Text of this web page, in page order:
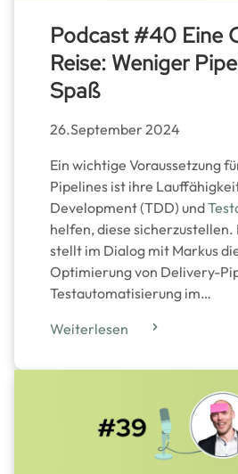
Podcast #40 Eine
Reise: Weniger
Spaß
26.September 2024
Ein wichtige Voraussetzung
Pipelines ist ihre
Development (TDD) und
helfen, diese
stellt im Dialog mit Markus
Optimierung von Delivery-
Testautomatisierung im…
Weiterlesen